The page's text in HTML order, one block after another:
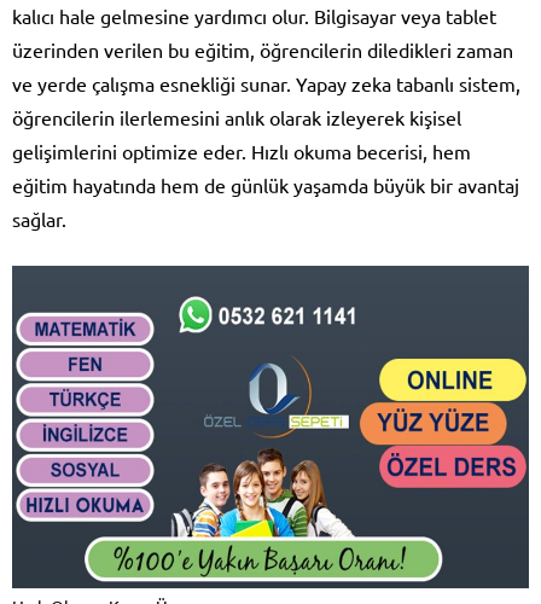
kalıcı hale gelmesine yardımcı olur. Bilgisayar veya tablet
üzerinden verilen bu eğitim, öğrencilerin diledikleri zaman
ve yerde çalışma esnekliği sunar. Yapay zeka tabanlı sistem,
öğrencilerin ilerlemesini anlık olarak izleyerek kişisel
gelişimlerini optimize eder. Hızlı okuma becerisi, hem
eğitim hayatında hem de günlük yaşamda büyük bir avantaj
sağlar.